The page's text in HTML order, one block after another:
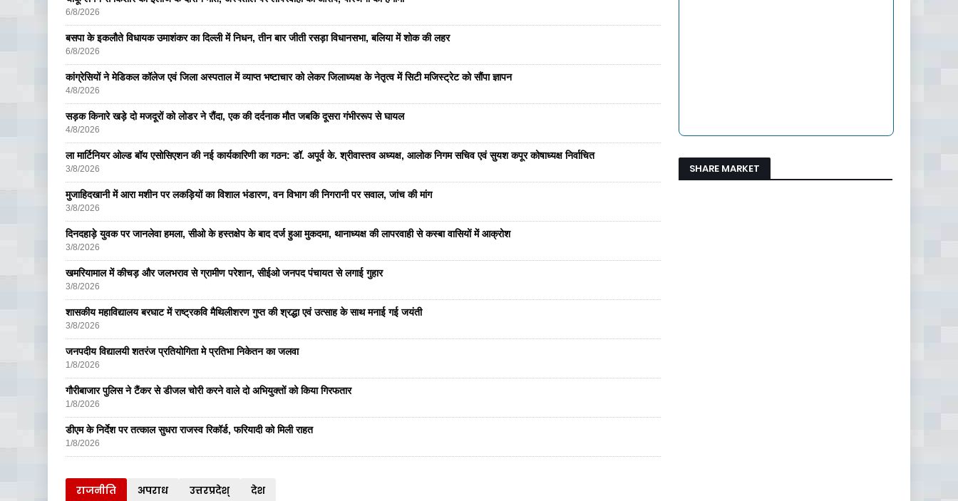
6/8/2026
बसपा के इकलाैते विधायक उमाशंकर का दिल्ली में निधन, तीन बार जीती रसड़ा विधानसभा, बलिया में शोक की लहर
6/8/2026
कांग्रेसियों ने मेडिकल कॉलेज एवं जिला अस्पताल में व्याप्त भष्टाचार को लेकर जिलाध्यक्ष के नेतृत्व में सिटी मजिस्ट्रेट को सौंपा ज्ञापन
4/8/2026
सड़क किनारे खड़े दो मजदूरों को लोडर ने रौंदा, एक की दर्दनाक मौत जबकि दूसरा गंभीररूप से घायल
4/8/2026
ला मार्टिनियर ओल्ड बॉय एसोसिएशन की नई कार्यकारिणी का गठन: डॉ. अपूर्व के. श्रीवास्तव अध्यक्ष, आलोक निगम सचिव एवं सुयश कपूर कोषाध्यक्ष निर्वाचित
3/8/2026
मुजाहिदखानी में आरा मशीन पर लकड़ियों का विशाल भंडारण, वन विभाग की निगरानी पर सवाल, जांच की मांग
3/8/2026
दिनदहाड़े युवक पर जानलेवा हमला, सीओ के हस्तक्षेप के बाद दर्ज हुआ मुकदमा, थानाध्यक्ष की लापरवाही से कस्बा वासियों में आक्रोश
3/8/2026
खमरियामाल में कीचड़ और जलभराव से ग्रामीण परेशान, सीईओ जनपद पंचायत से लगाई गुहार
3/8/2026
शासकीय महाविद्यालय बरघाट में राष्ट्रकवि मैथिलीशरण गुप्त की श्रद्धा एवं उत्साह के साथ मनाई गई जयंती
3/8/2026
जनपदीय विद्यालयी शतरंज प्रतियोगिता मे प्रतिभा निकेतन का जलवा
1/8/2026
गौरीबाजार पुलिस ने टैंकर से डीजल चोरी करने वाले दो अभियुक्तों को किया गिरफतार
1/8/2026
डीएम के निर्देश पर तत्काल सुधरा राजस्व रिकॉर्ड, फरियादी को मिली राहत
1/8/2026
राजनीति अपराध उत्तरप्रदेश् देश
SHARE MARKET